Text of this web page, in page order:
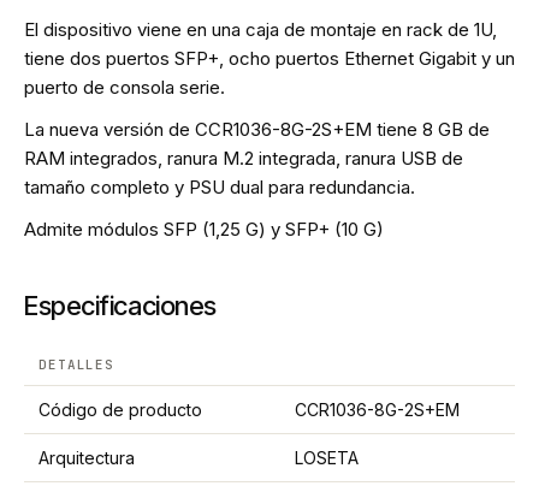
El dispositivo viene en una caja de montaje en rack de 1U,
tiene dos puertos SFP+, ocho puertos Ethernet Gigabit y un
puerto de consola serie.
La nueva versión de CCR1036-8G-2S+EM tiene 8 GB de
RAM integrados, ranura M.2 integrada, ranura USB de
tamaño completo y PSU dual para redundancia.
Admite módulos SFP (1,25 G) y SFP+ (10 G)
Especificaciones
DETALLES
Código de producto CCR1036-8G-2S+EM
Arquitectura LOSETA